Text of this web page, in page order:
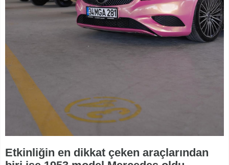
Etkinliğin en dikkat çeken araçlarından